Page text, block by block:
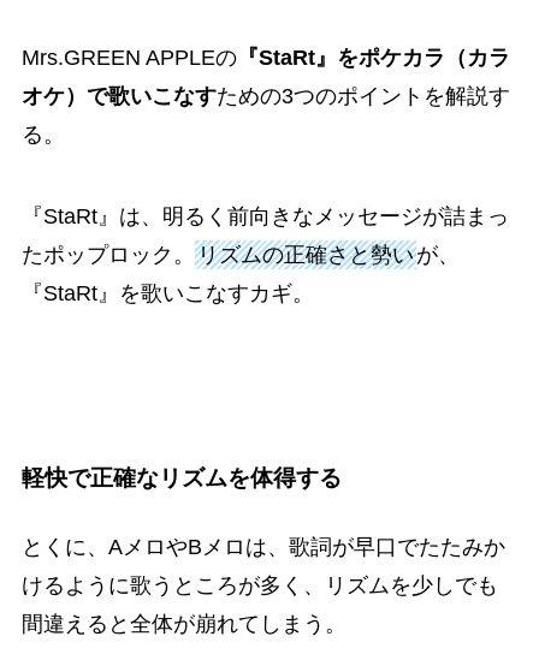
Mrs.GREEN APPLEの『StaRt』をポケカラ（カラ
オケ）で歌いこなすための3つのポイントを解説す
る。
『StaRt』は、明るく前向きなメッセージが詰まっ
たポップロック。 リズムの正確さと勢いが、
『StaRt』を歌いこなすカギ。
軽快で正確なリズムを体得する
とくに、AメロやBメロは、歌詞が早口でたたみか
けるように歌うところが多く、リズムを少しでも
間違えると全体が崩れてしまう。